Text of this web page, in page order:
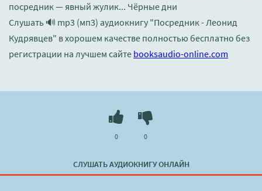
посредник — явный жулик... Чёрные дни
Слушать 🔊 mp3 (мп3) аудиокнигу "Посредник - Леонид
Кудрявцев" в хорошем качестве полностью бесплатно без
регистрации на лучшем сайте booksaudio-online.com
СЛУШАТЬ АУДИОКНИГУ ОНЛАЙН
0 0